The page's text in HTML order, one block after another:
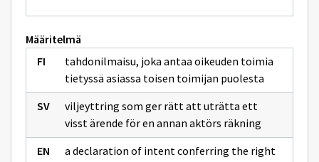
Määritelmä
tahdonilmaisu, joka antaa oikeuden toimia
tietyssä asiassa toisen toimijan puolesta
viljeyttring som ger rätt att uträtta ett
visst ärende för en annan aktörs räkning
a declaration of intent conferring the right